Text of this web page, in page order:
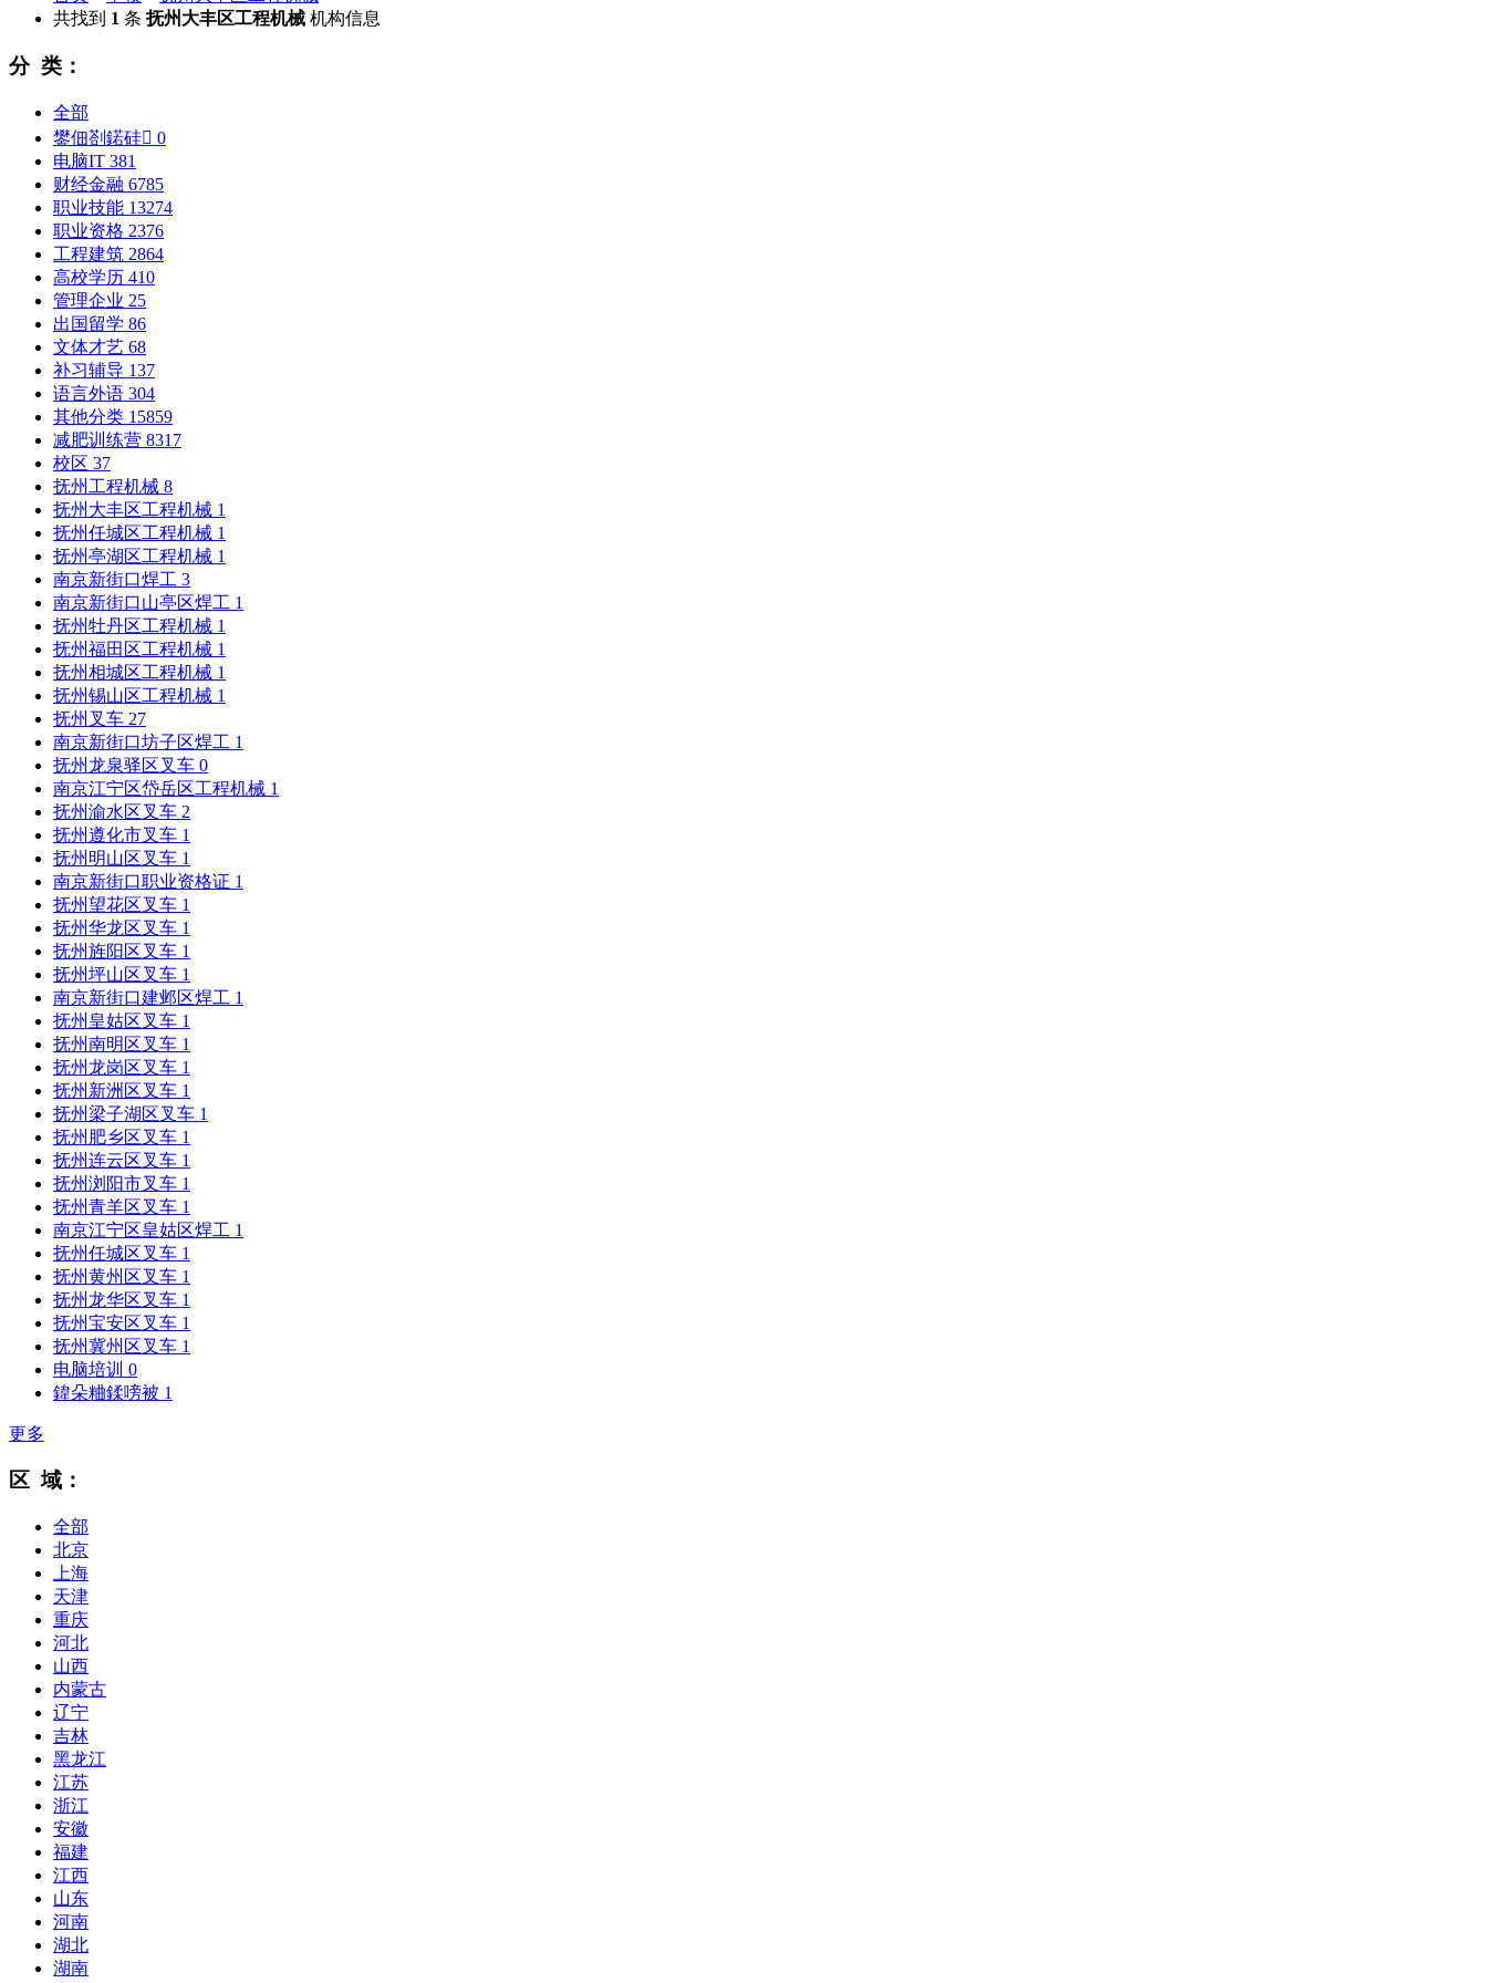
共找到 1 条 抚州大丰区工程机械 机构信息
分 类：
全部
鐢佃剳鍩硅 0
电脑IT 381
财经金融 6785
职业技能 13274
职业资格 2376
工程建筑 2864
高校学历 410
管理企业 25
出国留学 86
文体才艺 68
补习辅导 137
语言外语 304
其他分类 15859
减肥训练营 8317
校区 37
抚州工程机械 8
抚州大丰区工程机械 1
抚州任城区工程机械 1
抚州亭湖区工程机械 1
南京新街口焊工 3
南京新街口山亭区焊工 1
抚州牡丹区工程机械 1
抚州福田区工程机械 1
抚州相城区工程机械 1
抚州锡山区工程机械 1
抚州叉车 27
南京新街口坊子区焊工 1
抚州龙泉驿区叉车 0
南京江宁区岱岳区工程机械 1
抚州渝水区叉车 2
抚州遵化市叉车 1
抚州明山区叉车 1
南京新街口职业资格证 1
抚州望花区叉车 1
抚州华龙区叉车 1
抚州旌阳区叉车 1
抚州坪山区叉车 1
南京新街口建邺区焊工 1
抚州皇姑区叉车 1
抚州南明区叉车 1
抚州龙岗区叉车 1
抚州新洲区叉车 1
抚州梁子湖区叉车 1
抚州肥乡区叉车 1
抚州连云区叉车 1
抚州浏阳市叉车 1
抚州青羊区叉车 1
南京江宁区皇姑区焊工 1
抚州任城区叉车 1
抚州黄州区叉车 1
抚州龙华区叉车 1
抚州宝安区叉车 1
抚州冀州区叉车 1
电脑培训 0
鍏朵粬鍒嗙被 1
更多
区 域：
全部
北京
上海
天津
重庆
河北
山西
内蒙古
辽宁
吉林
黑龙江
江苏
浙江
安徽
福建
江西
山东
河南
湖北
湖南